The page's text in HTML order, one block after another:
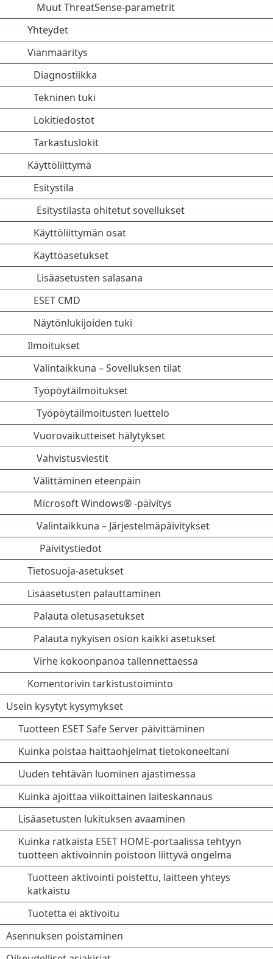
Muut ThreatSense-parametrit
Yhteydet
Vianmääritys
Diagnostiikka
Tekninen tuki
Lokitiedostot
Tarkastuslokit
Käyttöliittymä
Esitystila
Esitystilasta ohitetut sovellukset
Käyttöliittymän osat
Käyttöasetukset
Lisäasetusten salasana
ESET CMD
Näytönlukijoiden tuki
Ilmoitukset
Valintaikkuna – Sovelluksen tilat
Työpöytäilmoitukset
Työpöytäilmoitusten luettelo
Vuorovaikutteiset hälytykset
Vahvistusviestit
Välittäminen eteenpäin
Microsoft Windows® -päivitys
Valintaikkuna – Järjestelmäpäivitykset
Päivitystiedot
Tietosuoja-asetukset
Lisäasetusten palauttaminen
Palauta oletusasetukset
Palauta nykyisen osion kaikki asetukset
Virhe kokoonpanoa tallennettaessa
Komentorivin tarkistustoiminto
Usein kysytyt kysymykset
Tuotteen ESET Safe Server päivittäminen
Kuinka poistaa haittaohjelmat tietokoneeltani
Uuden tehtävän luominen ajastimessa
Kuinka ajoittaa viikoittainen laiteskannaus
Lisäasetusten lukituksen avaaminen
Kuinka ratkaista ESET HOME-portaalissa tehtyyn
tuotteen aktivoinnin poistoon liittyvä ongelma
Tuotteen aktivointi poistettu, laitteen yhteys
katkaistu
Tuotetta ei aktivoitu
Asennuksen poistaminen